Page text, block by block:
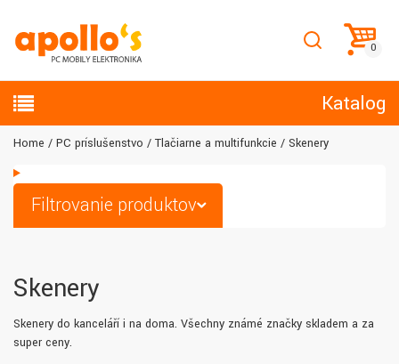
Katalog
Home PC príslušenstvo Tlačiarne a multifunkcie Skenery
Filtrovanie produktov
Skenery
Skenery do kanceláří i na doma. Všechny známé značky skladem a za
super ceny.